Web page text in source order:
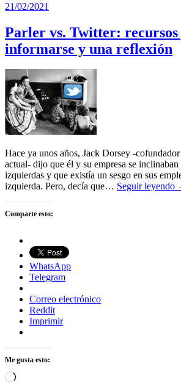
21/02/2021
Parler vs. Twitter: recursos
informarse y una reflexión
Hace ya unos años, Jack Dorsey -
actual- dijo que él y su empresa se inclinaban
izquierdas y que existía un sesgo en sus
izquierda. Pero, decía que… Seguir leyendo
Comparte esto:
WhatsApp
Telegram
Correo electrónico
Reddit
Imprimir
Me gusta esto:
Cargando...